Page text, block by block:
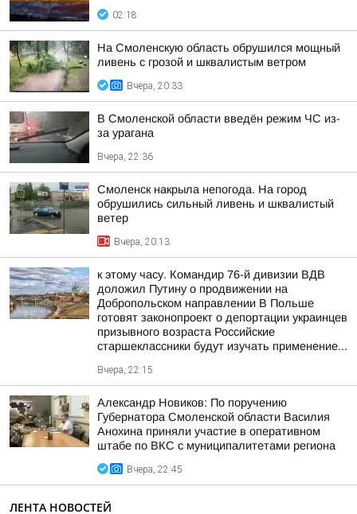
02:18
На Смоленскую область обрушился мощный
ливень с грозой и шквалистым ветром
Вчера, 20:33
В Смоленской области введён режим ЧС из-
за урагана
Вчера, 22:36
Смоленск накрыла непогода. На город
обрушились сильный ливень и шквалистый
ветер
Вчера, 20:13
к этому часу. Командир 76-й дивизии ВДВ
доложил Путину о продвижении на
Добропольском направлении В Польше
готовят законопроект о депортации украинцев
призывного возраста Российские
старшеклассники будут изучать применение...
Вчера, 22:15
Александр Новиков: По поручению
Губернатора Смоленской области Василия
Анохина приняли участие в оперативном
штабе по ВКС с муниципалитетами региона
Вчера, 22:45
ЛЕНТА НОВОСТЕЙ